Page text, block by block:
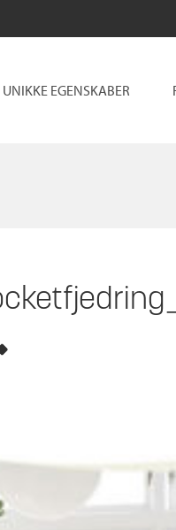
UNIKKE EGENSKABER